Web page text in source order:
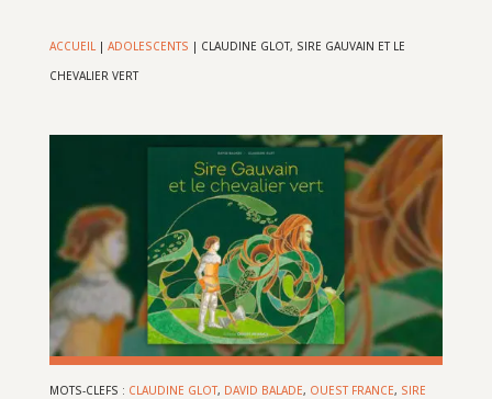
ACCUEIL| ADOLESCENTS | CLAUDINE GLOT, SIRE GAUVAIN ET LE
CHEVALIER VERT
MOTS-CLEFS : CLAUDINE GLOT, DAVID BALADE, OUEST FRANCE, SIRE